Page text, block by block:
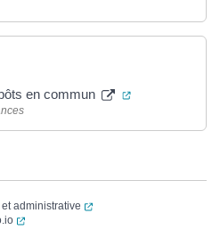
en commun (ouverture
administrative
(ouverture dans un
(ouverture dans un nouvel onglet)